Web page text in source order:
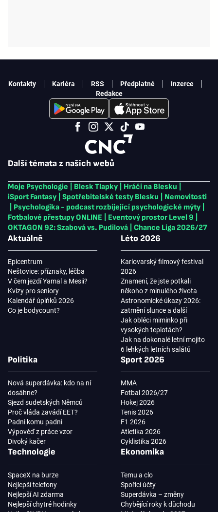
Další témata z našich webů
Moje Psychologie Blesk Tlapky Hráči na Blesku
iSport Fantasy
Spotřebitelské testy Blesku
Nemovitosti
Psychologika - podcast rozbíjející psychologické mýty
Fotbalové přestupy ONLINE
Eventový prostor Level 9
OKTAGON 92: Szabová vs. Pudilová
Chance Liga 2026/27
Aktuálně
Epicentrum
Neštovice: příznaky, léčba
V čem jezdí Yamal a Mesii?
Kvízy pro seniory
Kalendář úplňků 2026
Co je bodycount?
Léto 2026
Karlovarský filmový festival
2026
Znamení, že jste potkali
někoho z minulého života
Astronomické úkazy 2026:
zatmění slunce a další
Jak obléci miminko při
vysokých teplotách?
Jak na dokonalé letní mojito
6 lehkých letních salátů
Politika
Nová superdávka: kdo na ní
dosáhne?
Sjezd sudetských Němců
Proč vláda zavádí EET?
Padni komu padni
Výpověď z práce vzor
Divoký kačer
Sport 2026
MMA
Fotbal 2026/27
Hokej 2026
Tenis 2026
F1 2026
Atletika 2026
Cyklistika 2026
Technologie
SpaceX na burze
Nejlepší telefony
Nejlepší AI zdarma
Nejlepší chytré hodinky
Ekonomika
Temu a clo
Spořicí účty
Superdávka – změny
Chybějící roky k důchodu
Kontakty Kariéra RSS Předplatné
Inzerce
Redakce